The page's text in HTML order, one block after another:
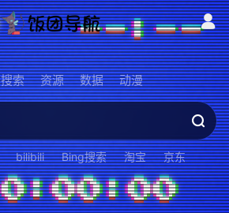
搜索 资源 数据 动漫
bilibili Bing搜索 淘宝 京东